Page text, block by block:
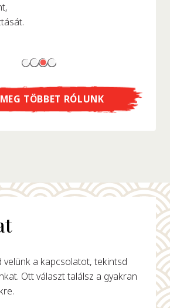
megalkották?
TÖBBET RÓLUNK
velünk a kapcsolatot, tekintsd
Ott választ találsz a gyakran